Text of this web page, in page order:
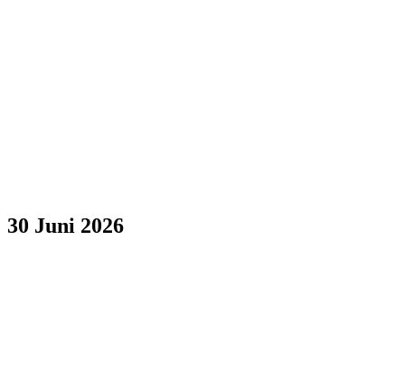
30 Juni 2026